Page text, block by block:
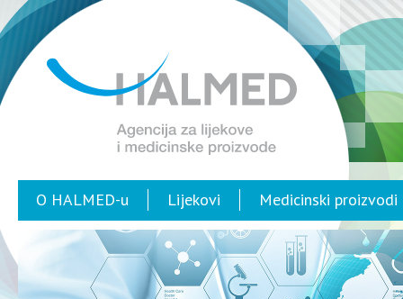
O HALMED-u Lijekovi Medicinski proizvodi